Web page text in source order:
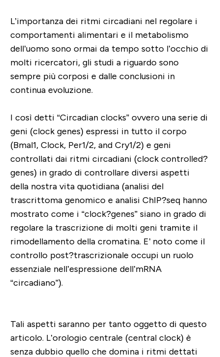
L’importanza dei ritmi circadiani nel regolare i
comportamenti alimentari e il metabolismo
dell’uomo sono ormai da tempo sotto l’occhio di
molti ricercatori, gli studi a riguardo sono
sempre più corposi e dalle conclusioni in
continua evoluzione.
I così detti “Circadian clocks” ovvero una serie di
geni (clock genes) espressi in tutto il corpo
(Bmal1, Clock, Per1/2, and Cry1/2) e geni
controllati dai ritmi circadiani (clock controlled?
genes) in grado di controllare diversi aspetti
della nostra vita quotidiana (analisi del
trascrittoma genomico e analisi ChIP?seq hanno
mostrato come i “clock?genes” siano in grado di
regolare la trascrizione di molti geni tramite il
rimodellamento della cromatina. E’ noto come il
controllo post?trascrizionale occupi un ruolo
essenziale nell’espressione dell’mRNA
“circadiano”).
Tali aspetti saranno per tanto oggetto di questo
articolo. L’orologio centrale (central clock) è
senza dubbio quello che domina i ritmi dettati